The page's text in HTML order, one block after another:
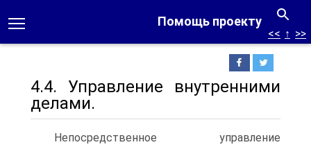
Помощь проекту
<< ↑ >>
4.4. Управление внутренними
делами.
Непосредственное управление